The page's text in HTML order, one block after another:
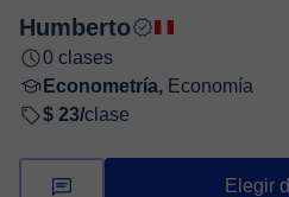
Humberto
0 clases
Econometría, Economía
$ 23/clase
Elegir